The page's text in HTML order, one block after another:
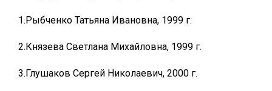
1.Рыбченко Татьяна Ивановна, 1999 г.
2.Князева Светлана Михайловна, 1999 г.
3.Глушаков Сергей Николаевич, 2000 г.